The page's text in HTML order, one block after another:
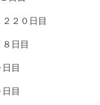
２０日目
日目
目
日目